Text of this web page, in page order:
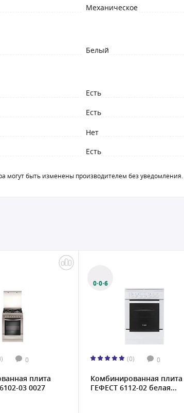
Механическое
Белый
Есть
Есть
Нет
Есть
могут быть изменены производителем без уведомления.
0
плита
03 0027
0·0·6
(0) 0
Комбинированная плита
ГЕФЕСТ 6112-02 белая...